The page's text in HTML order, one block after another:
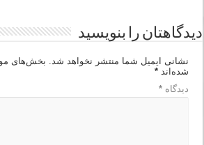
دیدگاهتان را بنویسید
نشانی ایمیل شما منتشر نخواهد شد.
بخش‌های
شده‌اند*
دیدگاه*